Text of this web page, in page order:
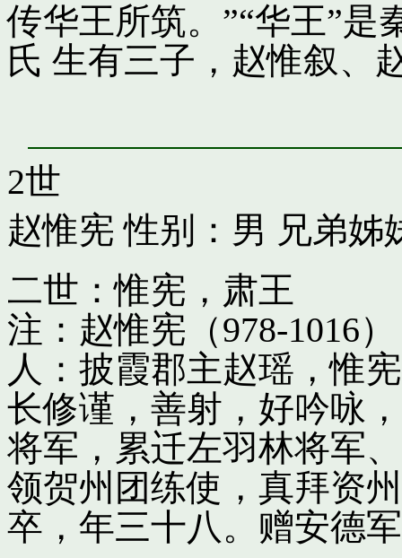
传华王所筑。”“华王”是
氏 生有三子，赵惟叙、
2世
赵惟宪 性别：男 兄弟姊
二世：惟宪，肃王
注：赵惟宪（978-1016
人：披霞郡主赵瑶，惟
长修谨，善射，好吟咏
将军，累迁左羽林将军
领贺州团练使，真拜资
卒，年三十八。赠安德